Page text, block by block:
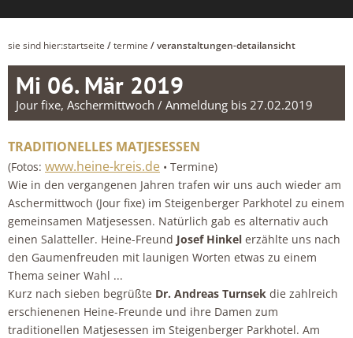
sie sind hier:startseite /termine / veranstaltungen-detailansicht
Mi 06. Mär 2019
Jour fixe, Aschermittwoch / Anmeldung bis 27.02.2019
TRADITIONELLES MATJESESSEN
(Fotos: www.heine-kreis.de • Termine)
Wie in den vergangenen Jahren trafen wir uns auch wieder am
Aschermittwoch (Jour fixe) im Steigenberger Parkhotel zu einem
gemeinsamen Matjesessen. Natürlich gab es alternativ auch
einen Salatteller. Heine-Freund Josef Hinkel erzählte uns nach
den Gaumenfreuden mit launigen Worten etwas zu einem
Thema seiner Wahl ...
Kurz nach sieben begrüßte Dr. Andreas Turnsek die zahlreich
erschienenen Heine-Freunde und ihre Damen zum
traditionellen Matjesessen im Steigenberger Parkhotel. Am